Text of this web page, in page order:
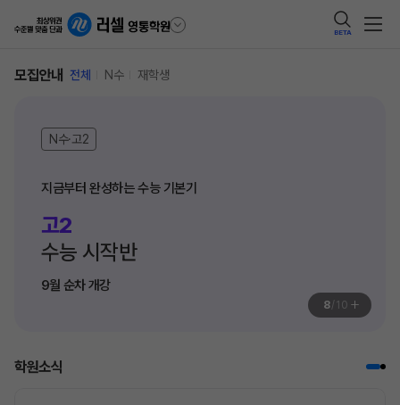
BETA
모집안내 전체 N수 재학생
N수·고2
지금부터 완성하는 수능 기본기
고2
수능 시작반
9월 순차 개강
8/ 10 +
학원소식